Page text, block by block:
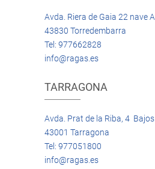
Avda. Riera de Gaia 22 nave A
43830 Torredembarra
Tel: 977662828
info@ragas.es
TARRAGONA
Avda. Prat de la Riba, 4 Bajos
43001 Tarragona
Tel: 977051800
info@ragas.es